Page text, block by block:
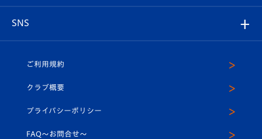
ホームタウン
平和祈念活動
プレイヤーズスイート
店舗情報
U-18
スクール
SNS
ヴィヴィくんインスタグラム
公式LINE＠
ご利用規約
クラブ概要
プライバシーポリシー
FAQ〜お問合せ〜